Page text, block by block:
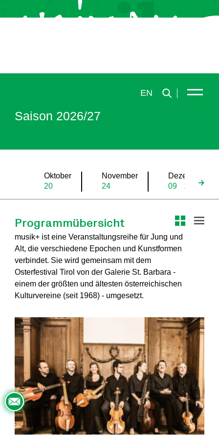
Saison 2026/27
EN
Oktober
20
November
24
Dezember
09
19 31
Programmübersicht
musik+ ist eine Veranstaltungsreihe für Jung und
Alt, die verschiedene Epochen und Kunstformen
verbindet. Sie wird gemeinsam mit dem
Osterfestival Tirol von der Galerie St. Barbara -
einem der größten und ältesten österreichischen
Kulturvereine (seit 1968) - umgesetzt.
Diese Webseite verwendet Cookies.
Wir verwenden Cookies, um die Benutzerfreundlichkeit unserer
Website zu verbessern. Durch die weitere Nutzung unserer Webseite
stimmen Sie der Verwendung von Cookies gemäß unserer Cookie-
Richtlinie zu.
Weitere Informationen
UNBEDINGT ERFORDERLICH
PERFORMANCE
TARGETING FUNKTIONALITÄT
DETAILS ANZEIGEN
ALLE AKZEPTIEREN ALLE ABLEHNEN
POWERED BY COOKIESCRIPT